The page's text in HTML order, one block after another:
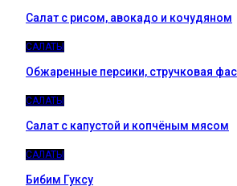
Салат с рисом, авокадо и кочудяном
САЛАТЫ
Обжаренные персики, стручковая
САЛАТЫ
Салат с капустой и копчёным мясом
САЛАТЫ
Бибим Гуксу